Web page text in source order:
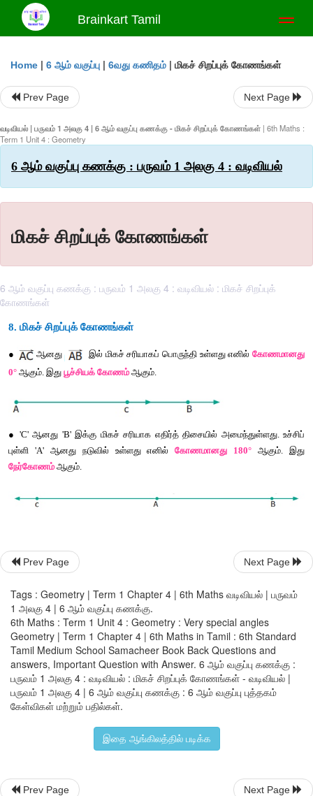
Brainkart Tamil
Home | 6 ஆம் வகுப்பு | 6வது கணிதம் | மிகச் சிறப்புக் கோணங்கள்
Prev Page Next Page
வடிவியல் | பருவம் 1 அலகு 4 | 6 ஆம் வகுப்பு கணக்கு - மிகச் சிறப்புக் கோணங்கள் | 6th Maths :
Term 1 Unit 4 : Geometry
6 ஆம் வகுப்பு கணக்கு : பருவம் 1 அலகு 4 : வடிவியல்
மிகச் சிறப்புக் கோணங்கள்
6 ஆம் வகுப்பு கணக்கு : பருவம் 1 அலகு 4 : வடிவியல் : மிகச் சிறப்புக்
கோணங்கள்
8. கோணங்கள்
ஆனது சரியாகப் பொருந்தி உள்ளது
0° ஆகும். இது பூச்சியக்
புள்ளி 'A' ஆனது கோணமானது
Prev Page Next Page
Tags : Geometry | Term 1 Chapter 4 | 6th Maths வடிவியல் | பருவம்
1 அலகு 4 | 6 ஆம் வகுப்பு கணக்கு.
6th Maths : Term 1 Unit 4 : Geometry : Very special angles
Geometry | Term 1 Chapter 4 | 6th Maths in Tamil : 6th Standard
Tamil Medium School Samacheer Book Back Questions and
answers, Important Question with Answer. 6 ஆம் வகுப்பு கணக்கு :
பருவம் 1 அலகு 4 : வடிவியல் : மிகச் சிறப்புக் கோணங்கள் - வடிவியல் |
பருவம் 1 அலகு 4 | 6 ஆம் வகுப்பு கணக்கு : 6 ஆம் வகுப்பு புத்தகம்
கேள்விகள் மற்றும் பதில்கள்.
இதை ஆங்கிலத்தில் படிக்க
Prev Page Next Page